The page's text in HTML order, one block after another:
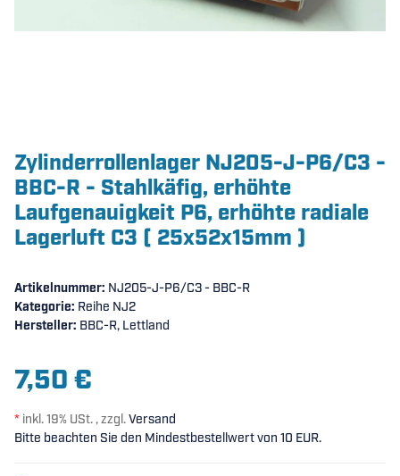
Zylinderrollenlager NJ205-J-P6/C3 -
BBC-R - Stahlkäfig, erhöhte
Laufgenauigkeit P6, erhöhte radiale
Lagerluft C3 ( 25x52x15mm )
Artikelnummer: NJ205-J-P6/C3 - BBC-R
Kategorie: Reihe NJ2
Hersteller: BBC-R, Lettland
7,50 €
* inkl. 19% USt. , zzgl.Versand
Bitte beachten Sie den Mindestbestellwert von 10 EUR.